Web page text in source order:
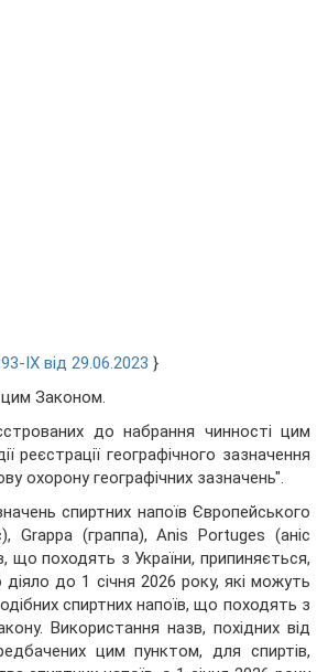
IX від 29.06.2023 }
цим Законом.
до набрання чинності цим
географічного зазначення
охорону географічних зазначень".
спиртних напоїв Європейського
Grappa (граппа), Anis Portuges (аніс
що походять з України, припиняється,
до 1 січня 2026 року, які можуть
спиртних напоїв, що походять з
Використання назв, похідних від
цим пунктом, для спиртів,